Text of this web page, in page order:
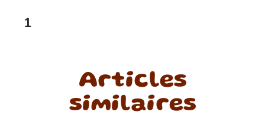
1
Articles
similaires